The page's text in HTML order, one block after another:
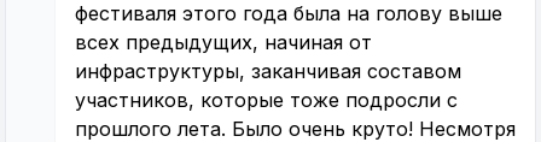
фестиваля этого года была на голову выше
всех предыдущих, начиная от
инфраструктуры, заканчивая составом
участников, которые тоже подросли с
прошлого лета. Было очень круто! Несмотря